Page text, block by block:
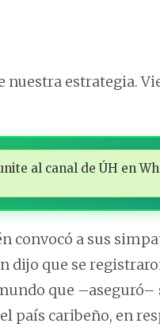
estrategia.
al canal de ÚH en
convocó a sus
dijo que se
que –aseguró–
país caribeño, en